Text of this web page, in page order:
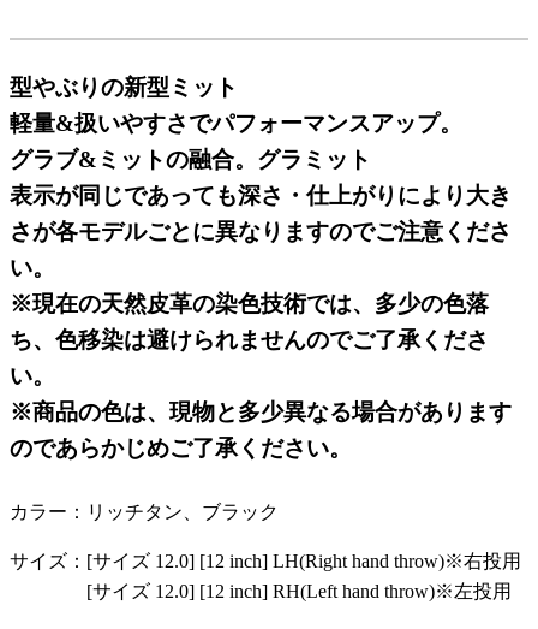
型やぶりの新型ミット
軽量&扱いやすさでパフォーマンスアップ。
グラブ&ミットの融合。グラミット
表示が同じであっても深さ・仕上がりにより大き
さが各モデルごとに異なりますのでご注意くださ
い。
※現在の天然皮革の染色技術では、多少の色落
ち、色移染は避けられませんのでご了承くださ
い。
※商品の色は、現物と多少異なる場合があります
のであらかじめご了承ください。
カラー リッチタン、ブラック
サイズ
[サイズ 12.0] [12 inch] LH(Right hand throw)※右投用
[サイズ 12.0] [12 inch] RH(Left hand throw)※左投用